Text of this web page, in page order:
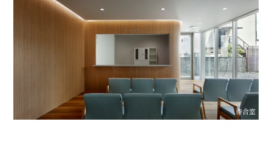
待合室